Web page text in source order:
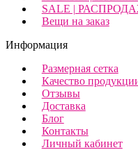
SALE |
Вещи на заказ
Информация
Размерная сетка
Качество
Отзывы
Доставка
Блог
Контакты
Личный кабинет